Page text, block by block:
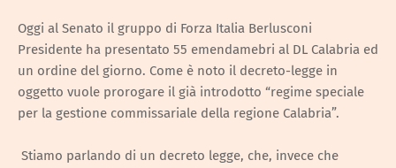
Oggi al Senato il gruppo di Forza Italia Berlusconi
Presidente ha presentato 55 emendamebri al DL Calabria ed
un ordine del giorno. Come è noto il decreto-legge in
oggetto vuole prorogare il già introdotto “regime speciale
per la gestione commissariale della regione Calabria”.
Stiamo parlando di un decreto legge, che, invece che